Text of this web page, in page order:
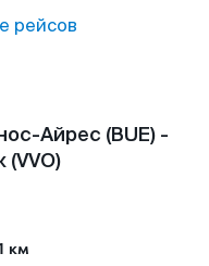
рейсов
Айрес (BUE) -
км